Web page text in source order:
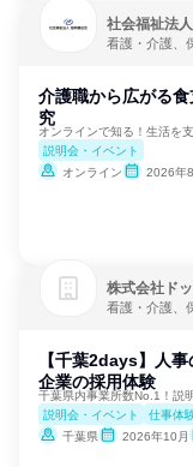
社会福祉法
看護・介護、
介護職から広がる
究
オンラインで知る！生活を
説明会・イベント
オンライン
2026年
株式会社ド
看護・介護、
【千葉2days】人
企業の採用体験
千葉県内事業所数No.1！説
説明会・イベント
仕事体
千葉県
2026年10月